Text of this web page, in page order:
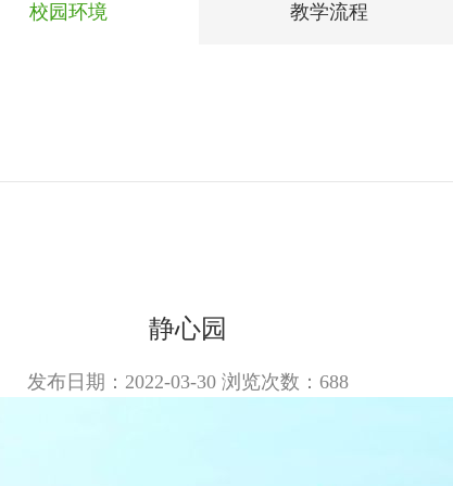
校园环境 教学流程
静心园
发布日期：2022-03-30 浏览次数： 688